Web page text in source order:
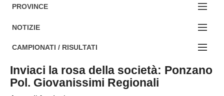
PROVINCE
EDIZIONE:
AREZZO
FIRENZE
GROSSETO
NOTIZIE
NOTIZIE:
Societa' professionistiche
Le iniziative di TOSCANA GOL
CAMPIONATI / RISULTATI
Campionati :
Inviaci la rosa della società: Ponzano
Pol. Giovanissimi Regionali